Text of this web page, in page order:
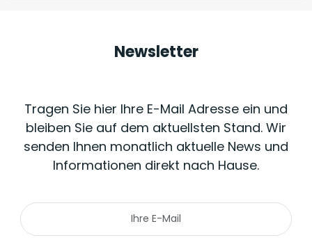
Newsletter
Tragen Sie hier Ihre E-Mail Adresse ein und
bleiben Sie auf dem aktuellsten Stand. Wir
senden Ihnen monatlich aktuelle News und
Informationen direkt nach Hause.